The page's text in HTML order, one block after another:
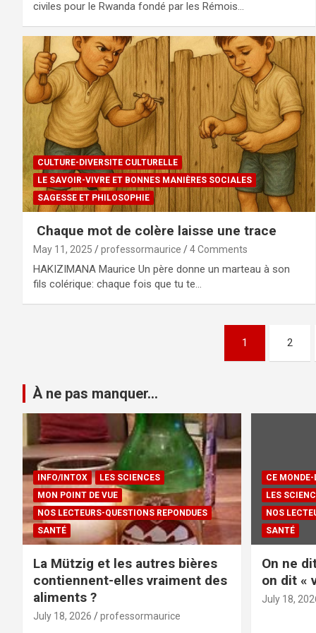
civiles pour le Rwanda fondé par les Rémois…
CULTURE-DIVERSITE CULTURELLE
LE SAVOIR-VIVRE ET BONNES MANIÈRES SOCIALES
SAGESSE ET PHILOSOPHIE
Chaque mot de colère laisse une trace
May 11, 2025 professormaurice 4 Comments
HAKIZIMANA Maurice Un père donne un marteau à son
fils colérique: chaque fois que tu te…
1 2
À ne pas manquer...
INFO/INTOX
LES SCIENCES
MON POINT DE VUE
NOS LECTEURS-QUESTIONS REPONDUES
SANTÉ
La Mützig et les autres bières
contiennent-elles vraiment des
aliments ?
July 18, 2026 professormaurice
CE
LES
NOS
SANTÉ
On ne
on dit «
July 18,